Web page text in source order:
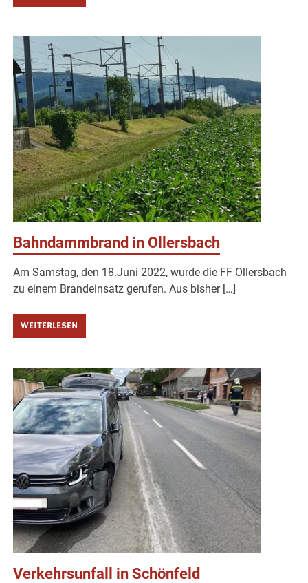
Bahndammbrand in Ollersbach
Am Samstag, den 18.Juni 2022, wurde die FF Ollersbach
zu einem Brandeinsatz gerufen. Aus bisher […]
WEITERLESEN
Verkehrsunfall in Schönfeld